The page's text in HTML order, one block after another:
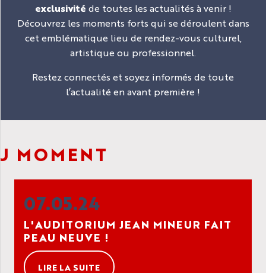
exclusivité de toutes les actualités à venir !
Découvrez les moments forts qui se déroulent dans
cet emblématique lieu de rendez-vous culturel,
artistique ou professionnel.
Restez connectés et soyez informés de toute
l’actualité en avant première !
07.05.24
L'AUDITORIUM JEAN MINEUR FAIT
PEAU NEUVE !
LIRE LA SUITE